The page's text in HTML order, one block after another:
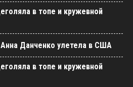
в топе и кружевной
Данченко улетела в США
в топе и кружевной